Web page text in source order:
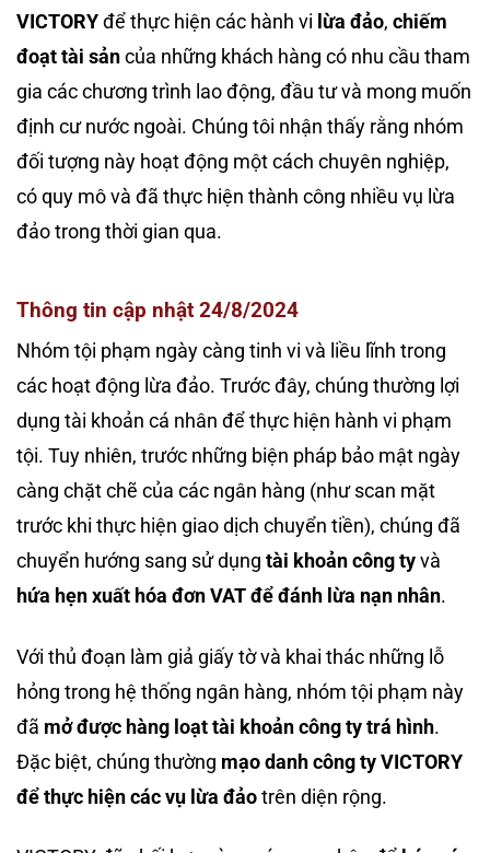
VICTORYđể thực hiện các hành vi lừa đảo, chiếm
đoạt tài sảncủa những khách hàng có nhu cầu tham
gia các chương trình lao động, đầu tư và mong muốn
định cư nước ngoài. Chúng tôi nhận thấy rằng nhóm
đối tượng này hoạt động một cách chuyên nghiệp,
có quy mô và đã thực hiện thành công nhiều vụ lừa
đảo trong thời gian qua.
Thông tin cập nhật 24/8/2024
Nhóm tội phạm ngày càng tinh vi và liều lĩnh trong
các hoạt động lừa đảo. Trước đây, chúng thường lợi
dụng tài khoản cá nhân để thực hiện hành vi phạm
tội. Tuy nhiên, trước những biện pháp bảo mật ngày
càng chặt chẽ của các ngân hàng (như scan mặt
trước khi thực hiện giao dịch chuyển tiền), chúng đã
chuyển hướng sang sử dụng tài khoản công tyvà
hứa hẹn xuất hóa đơn VAT để đánh lừa nạn nhân.
Với thủ đoạn làm giả giấy tờ và khai thác những lỗ
hỏng trong hệ thống ngân hàng, nhóm tội phạm này
đã mở được hàng loạt tài khoản công ty trá hình.
Đặc biệt, chúng thường mạo danh công ty VICTORY
để thực hiện các vụ lừa đảotrên diện rộng.